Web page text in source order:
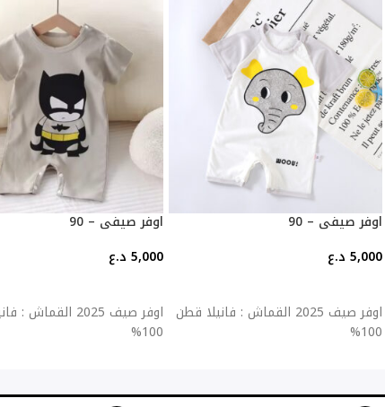
اوفر صيفي – 90
5,000 د.ع
اوفر صيف 2025 القماش : فانيلا قطن
100%
اوفر صيفي – 90
5,000 د.ع
اوفر صيف 2025
100%